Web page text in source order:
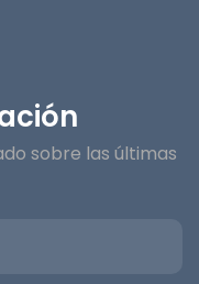
sobre las últimas